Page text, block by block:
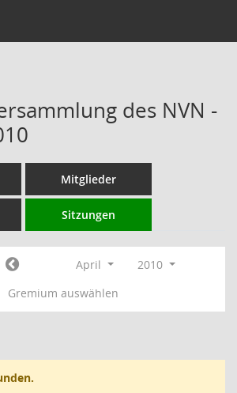
des NVN -
Mitglieder
Sitzungen
April
2010
Gremium auswählen